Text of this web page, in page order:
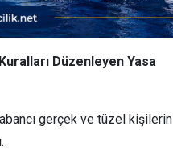
Düzenleyen Yasa
gerçek ve tüzel kişilerin